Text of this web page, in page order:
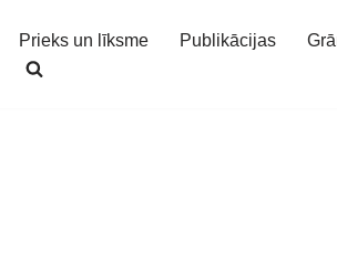
Prieks un līksme Publikācijas